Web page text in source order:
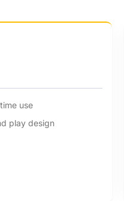
range
current